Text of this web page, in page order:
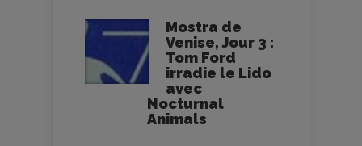
Mostra de
Venise, Jour 3 :
Tom Ford
irradie le Lido
avec
Nocturnal
Animals